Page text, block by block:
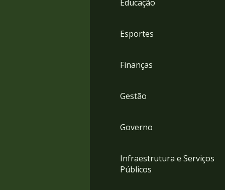
Educação
Esportes
Finanças
Gestão
Governo
Infraestrutura e Serviços
Públicos